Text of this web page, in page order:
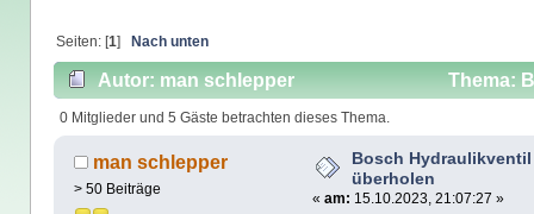
Seiten: [1] Nach unten
Autor: man schlepper
Thema:
24927 mal)
0 Mitglieder und 5 Gäste betrachten dieses Thema.
man schlepper
> 50 Beiträge
Bosch
überholen
«am: 15.10.2023, 21:07:27 »